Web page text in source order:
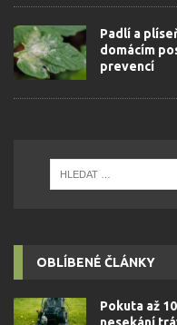
Padlí a
domácím
prevencí
OBLÍBENÉ ČLÁNKY
Pokuta až